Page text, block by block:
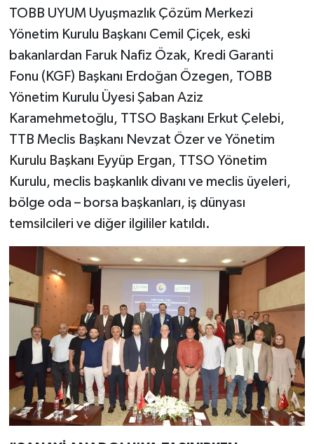
TOBB UYUM Uyuşmazlık Çözüm Merkezi
Yönetim Kurulu Başkanı Cemil Çiçek, eski
bakanlardan Faruk Nafiz Özak, Kredi Garanti
Fonu (KGF) Başkanı Erdoğan Özegen, TOBB
Yönetim Kurulu Üyesi Şaban Aziz
Karamehmetoğlu, TTSO Başkanı Erkut Çelebi,
TTB Meclis Başkanı Nevzat Özer ve Yönetim
Kurulu Başkanı Eyyüp Ergan, TTSO Yönetim
Kurulu, meclis başkanlık divanı ve meclis üyeleri,
bölge oda – borsa başkanları, iş dünyası
temsilcileri ve diğer ilgililer katıldı.